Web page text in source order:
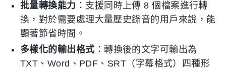
批量轉換能力 ：支援同時上傳 8 個檔案進行轉
換，對於需要處理大量歷史錄音的用戶來說，能
顯著節省時間。
多樣化的輸出格式：轉換後的文字可輸出為
TXT、Word、PDF、SRT（字幕格式）四種形